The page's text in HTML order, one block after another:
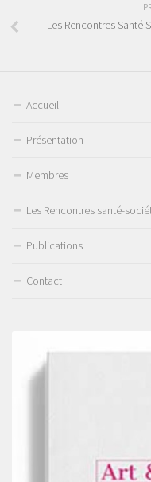
Les Rencontres Santé
Accueil
Présentation
Membres
Les Rencontres santé-
Publications
Contact